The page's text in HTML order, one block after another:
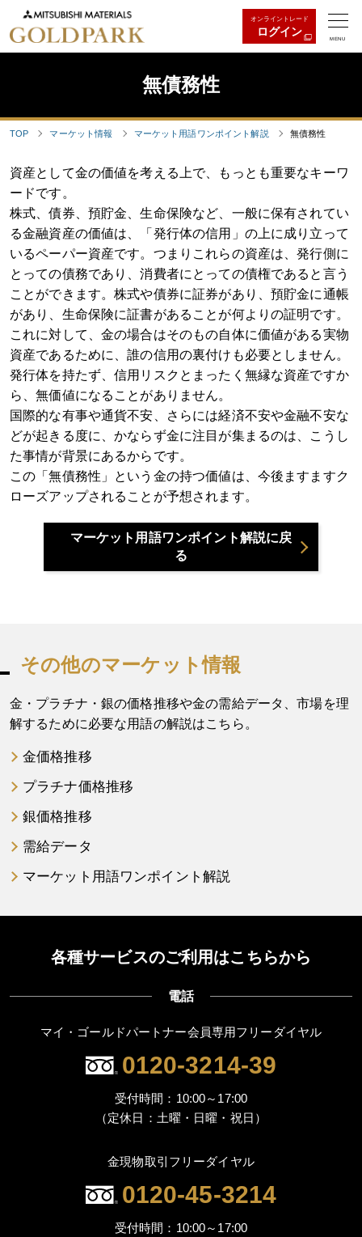
オンライントレード
ログイン
MENU
無債務性
TOP マーケット情報 マーケット用語ワンポイント解説 無債務性
資産として金の価値を考える上で、もっとも重要なキーワ
ードです。
株式、債券、預貯金、生命保険など、一般に保有されてい
る金融資産の価値は、「発行体の信用」の上に成り立って
いるペーパー資産です。つまりこれらの資産は、発行側に
とっての債務であり、消費者にとっての債権であると言う
ことができます。株式や債券に証券があり、預貯金に通帳
があり、生命保険に証書があることが何よりの証明です。
これに対して、金の場合はそのもの自体に価値がある実物
資産であるために、誰の信用の裏付けも必要としません。
発行体を持たず、信用リスクとまったく無縁な資産ですか
ら、無価値になることがありません。
国際的な有事や通貨不安、さらには経済不安や金融不安な
どが起きる度に、かならず金に注目が集まるのは、こうし
た事情が背景にあるからです。
この「無債務性」という金の持つ価値は、今後ますますク
ローズアップされることが予想されます。
マーケット用語ワンポイント解説に戻
る
その他のマーケット情報
金・プラチナ・銀の価格推移や金の需給データ、市場を理
解するために必要な用語の解説はこちら。
金価格推移
プラチナ価格推移
銀価格推移
需給データ
マーケット用語ワンポイント解説
各種サービスのご利用はこちらから
電話
マイ・ゴールドパートナー会員専用フリーダイヤル
0120-3214-39
受付時間：10:00～17:00
（定休日：土曜・日曜・祝日）
金現物取引フリーダイヤル
0120-45-3214
受付時間：10:00～17:00